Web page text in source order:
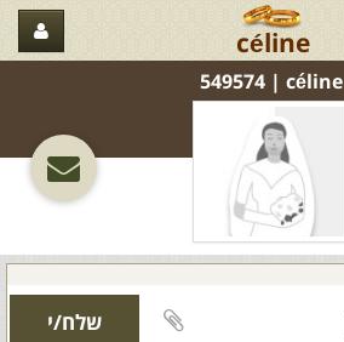
céline
céline‏ | 549574